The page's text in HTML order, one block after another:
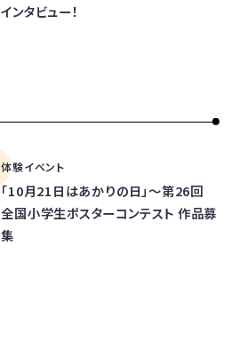
インタビュー！
体験イベント
「10月21日はあかりの日」～第26回
全国小学生ポスターコンテスト 作品募
集